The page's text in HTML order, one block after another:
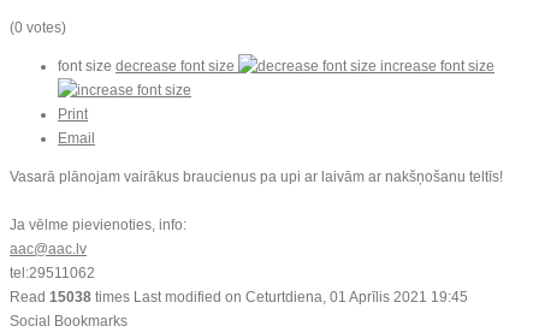
(0 votes)
font size decrease font size increase font size
Print
Email
Vasarā plānojam vairākus braucienus pa upi ar laivām ar nakšņošanu teltīs!
Ja vēlme pievienoties, info:
aac@aac.lv
tel:29511062
Read 15038 times Last modified on Ceturtdiena, 01 Aprīlis 2021 19:45
Social Bookmarks